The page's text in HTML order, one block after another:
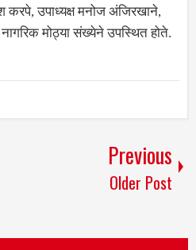
करपे, उपाध्यक्ष मनोज अंजिरखाने,
मोठ्या संख्येने उपस्थित होते.
Previous
Older Post